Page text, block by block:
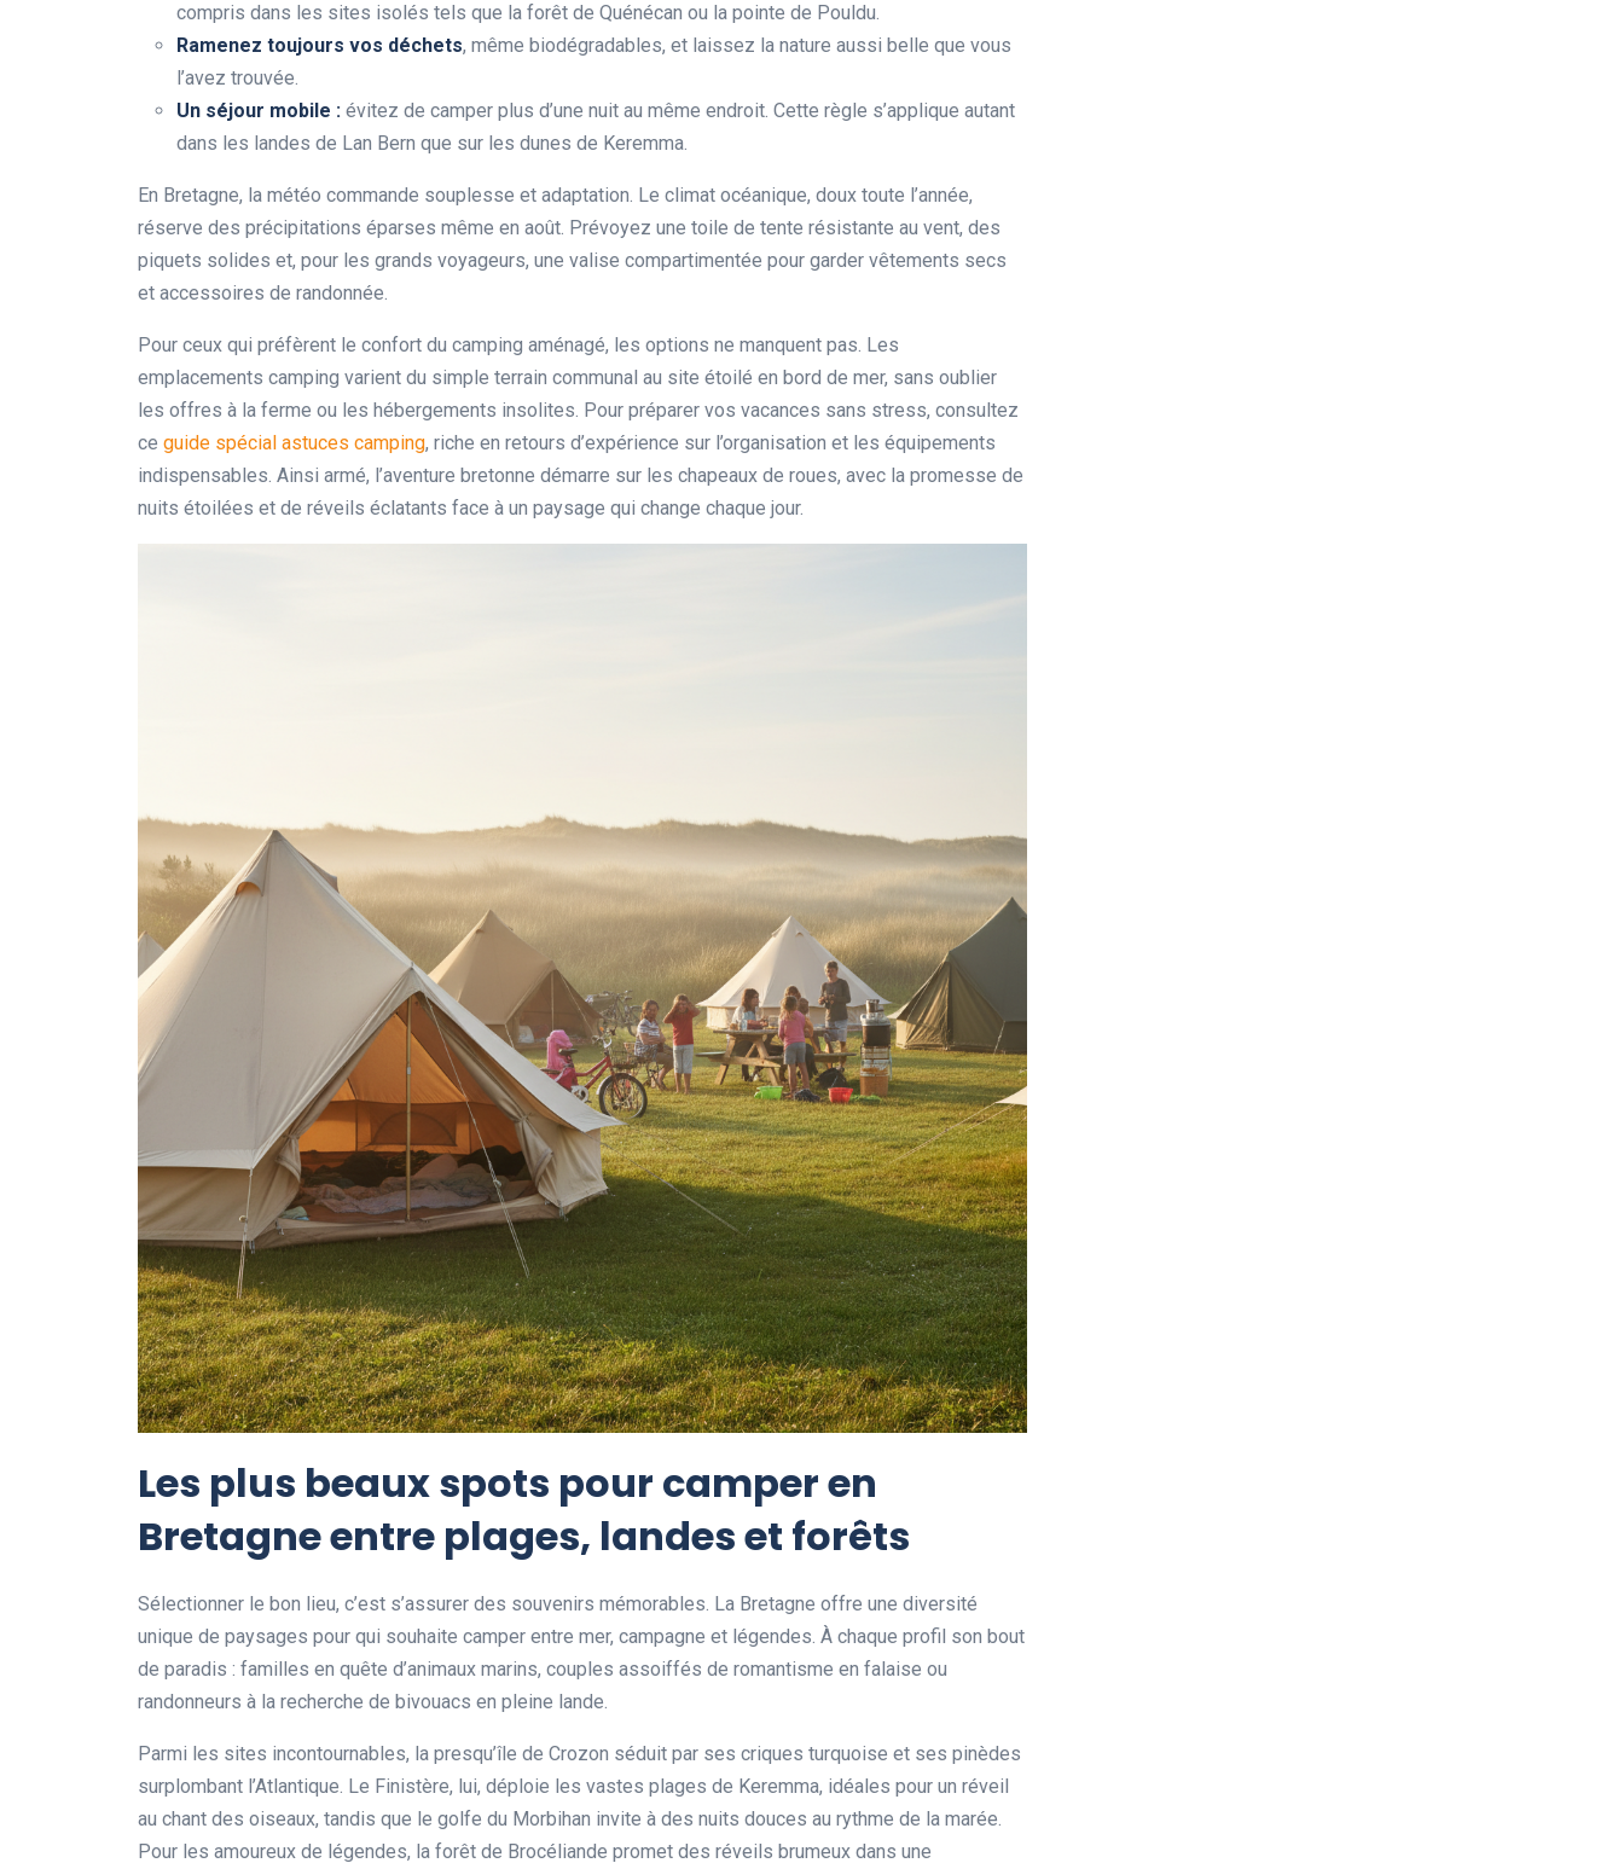
compris dans les sites isolés tels que la forêt de Quénécan ou la pointe de Pouldu.
Ramenez toujours vos déchets, même biodégradables, et laissez la nature aussi belle que vous
l’avez trouvée.
Un séjour mobile : évitez de camper plus d’une nuit au même endroit. Cette règle s’applique autant
dans les landes de Lan Bern que sur les dunes de Keremma.
En Bretagne, la météo commande souplesse et adaptation. Le climat océanique, doux toute l’année,
réserve des précipitations éparses même en août. Prévoyez une toile de tente résistante au vent, des
piquets solides et, pour les grands voyageurs, une valise compartimentée pour garder vêtements secs
et accessoires de randonnée.
Pour ceux qui préfèrent le confort du camping aménagé, les options ne manquent pas. Les
emplacements camping varient du simple terrain communal au site étoilé en bord de mer, sans oublier
les offres à la ferme ou les hébergements insolites. Pour préparer vos vacances sans stress, consultez
ce guide spécial astuces camping, riche en retours d’expérience sur l’organisation et les équipements
indispensables. Ainsi armé, l’aventure bretonne démarre sur les chapeaux de roues, avec la promesse de
nuits étoilées et de réveils éclatants face à un paysage qui change chaque jour.
Les plus beaux spots pour camper en
Bretagne entre plages, landes et forêts
Sélectionner le bon lieu, c’est s’assurer des souvenirs mémorables. La Bretagne offre une diversité
unique de paysages pour qui souhaite camper entre mer, campagne et légendes. À chaque profil son bout
de paradis : familles en quête d’animaux marins, couples assoiffés de romantisme en falaise ou
randonneurs à la recherche de bivouacs en pleine lande.
Parmi les sites incontournables, la presqu’île de Crozon séduit par ses criques turquoise et ses pinèdes
surplombant l’Atlantique. Le Finistère, lui, déploie les vastes plages de Keremma, idéales pour un réveil
au chant des oiseaux, tandis que le golfe du Morbihan invite à des nuits douces au rythme de la marée.
Pour les amoureux de légendes, la forêt de Brocéliande promet des réveils brumeux dans une